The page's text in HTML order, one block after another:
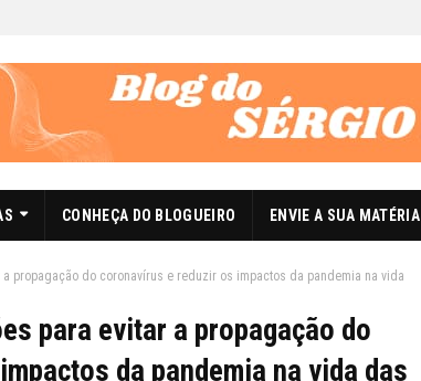
CONHEÇA DO BLOGUEIRO ENVIE A SUA MATÉRIA
propagação do coronavírus e reduzir os impactos da pandemia na vida
para evitar a propagação do
da pandemia na vida das